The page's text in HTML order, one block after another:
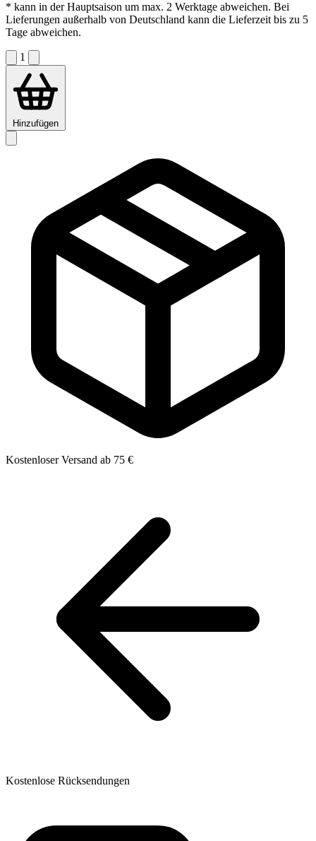
* kann in der Hauptsaison um max. 2 Werktage abweichen. Bei
Lieferungen außerhalb von Deutschland kann die Lieferzeit bis zu 5
Tage abweichen.
1
Hinzufügen
Kostenloser Versand ab 75 €
Kostenlose Rücksendungen